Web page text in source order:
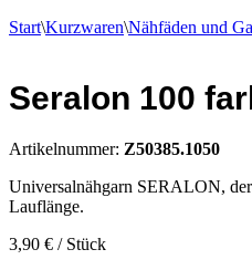
Start\Kurzwaren\Nähfäden und
Seralon 100
Artikelnummer: Z50385.1050
Universalnähgarn SERALON,
Lauflänge.
3,90 € / Stück